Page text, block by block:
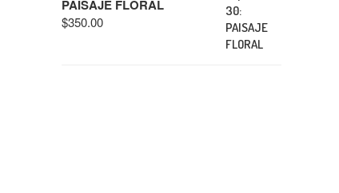
PAISAJE FLORAL
$350.00